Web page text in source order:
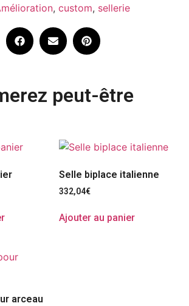
, custom, sellerie
peut-être
Selle biplace italienne
332,04€
Ajouter au panier
arceau